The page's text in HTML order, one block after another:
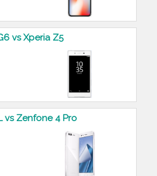
vs Xperia Z5
vs Zenfone 4 Pro